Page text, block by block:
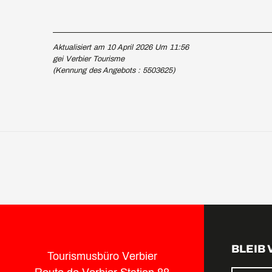
Aktualisiert am 10 April 2026 Um 11:56
gei Verbier Tourisme
(Kennung des Angebots : 5503625)
Tourismusbüro Verbier
BLEIB